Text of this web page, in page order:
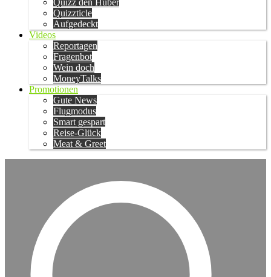
Quizz den Huber
Quizzticle
Aufgedeckt
Videos
Reportagen
Fragenbot
Wein doch
MoneyTalks
Promotionen
Gute News
Flugmodus
Smart gespart
Reise-Glück
Meat & Greet